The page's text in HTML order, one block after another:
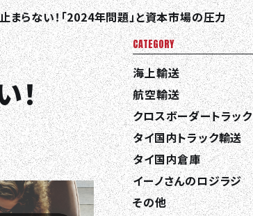
まらない！「2024年問題」と資本市場の圧力
！
CATEGORY
海上輸送
航空輸送
クロスボーダートラック
タイ国内トラック輸送
タイ国内倉庫
イーノさんのロジラジ
その他